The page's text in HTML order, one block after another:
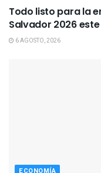
Todo listo para la
Salvador 2026
6 AGOSTO, 2026
ECONOMÍA